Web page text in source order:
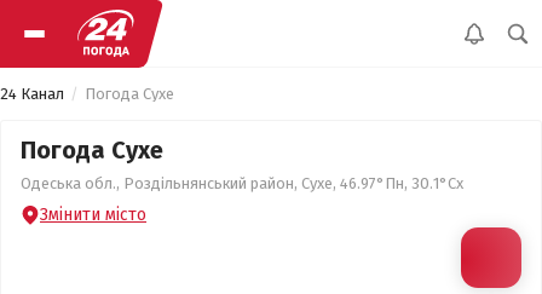
24 Канал Погода Сухе
Погода Сухе
Одеська обл., Роздільнянський район, Сухе, 46.97°Пн, 30.1°Сх
Змінити місто